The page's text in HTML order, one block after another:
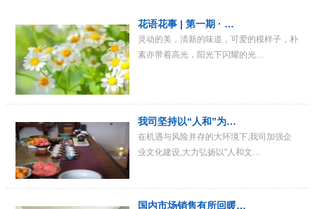
花语花事 | 第一期 · …
灵动的美，清新的味道，可爱的模样子，朴
素亦带着高光，阳光下闪耀的光…
我司坚持以“人和”为…
在机遇与风险并存的大环境下,我司加强企
业文化建设,大力弘扬以"人和文…
国内市场销售有所回暖…